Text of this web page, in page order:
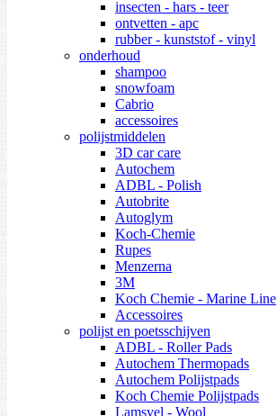
insecten - hars - teer
ontvetten - apc
rubber - kunststof - vinyl
onderhoud
shampoo
snowfoam
Cabrio
accessoires
polijstmiddelen
3D car care
Autochem
ADBL - Polish
Autobrite
Autoglym
Koch-Chemie
Rupes
Menzerna
3M
Koch Chemie - Marine Line
Accessoires
polijst en poetsschijven
ADBL - Roller Pads
Autochem Thermopads
Autochem Polijstpads
Koch Chemie Polijstpads
Lamsvel - Wool